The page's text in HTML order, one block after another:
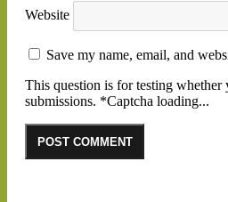
Website
Save my name, email, and
This question is for testing whether
submissions. *Captcha loading...